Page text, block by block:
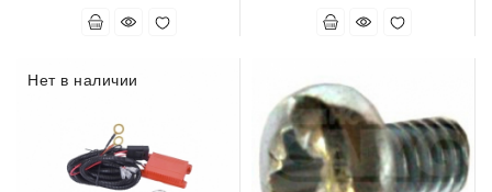
Нет в наличии